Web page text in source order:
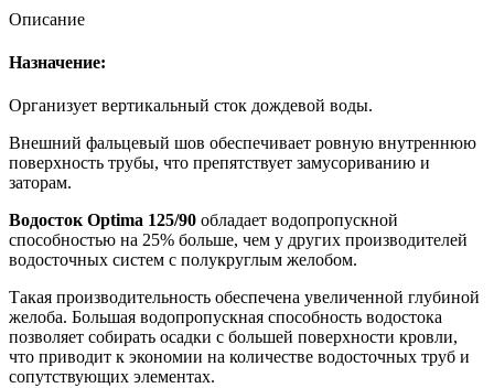
Описание
Назначение:
Организует вертикальный сток дождевой воды.
Внешний фальцевый шов обеспечивает ровную внутреннюю
поверхность трубы, что препятствует замусориванию и
заторам.
Водосток Optima 125/90 обладает водопропускной
способностью на 25% больше, чем у других производителей
водосточных систем с полукруглым желобом.
Такая производительность обеспечена увеличенной глубиной
желоба. Большая водопропускная способность водостока
позволяет собирать осадки с большей поверхности кровли,
что приводит к экономии на количестве водосточных труб и
сопутствующих элементах.